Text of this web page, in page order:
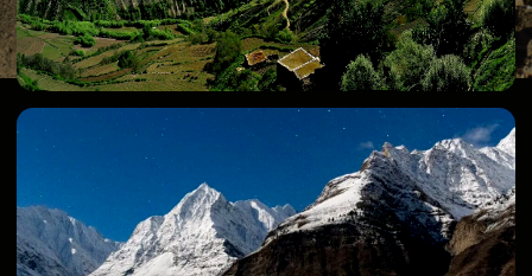
тибетский Потала, откуда открывается
захватывающий вид на город и долину Инда.